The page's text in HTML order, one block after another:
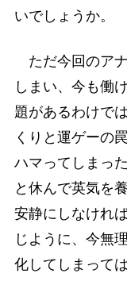
いでしょうか。
ただ今回のア
しまい、今も働
題があるわけで
くりと運ゲーの
ハマってしまっ
と休んで英気を
安静にしなけれ
じように、今無
化してしまって